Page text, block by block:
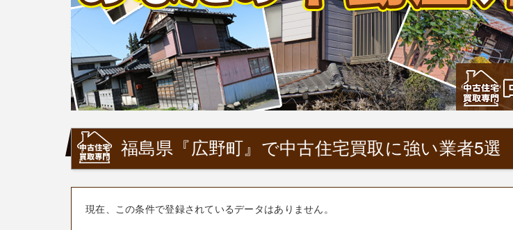
福島県『広野町』で中古住宅買取に強い業者5選
現在、この条件で登録されているデータはありません。